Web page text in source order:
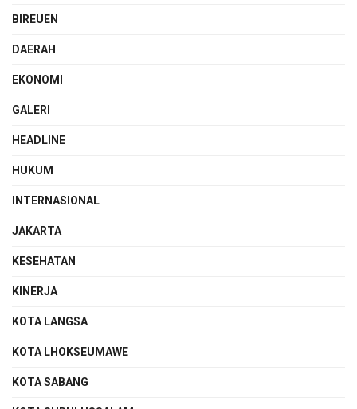
BIREUEN
DAERAH
EKONOMI
GALERI
HEADLINE
HUKUM
INTERNASIONAL
JAKARTA
KESEHATAN
KINERJA
KOTA LANGSA
KOTA LHOKSEUMAWE
KOTA SABANG